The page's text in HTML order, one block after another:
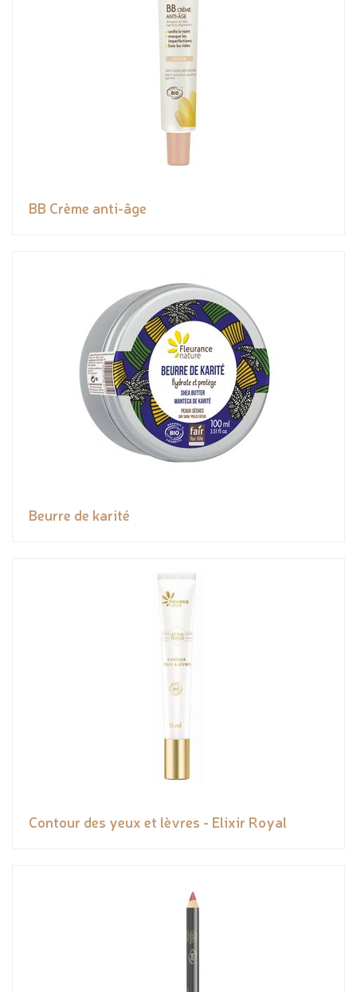
BB Crème anti-âge
Beurre de karité
Contour des yeux et lèvres - Elixir Royal